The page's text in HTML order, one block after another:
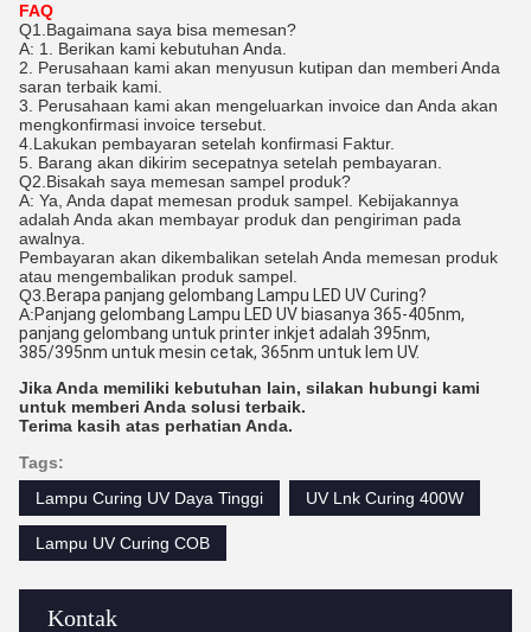
Kontak
FAQ
Q1.Bagaimana saya bisa memesan?
A: 1. Berikan kami kebutuhan Anda.
2. Perusahaan kami akan menyusun kutipan dan memberi Anda
saran terbaik kami.
3. Perusahaan kami akan mengeluarkan invoice dan Anda akan
mengkonfirmasi invoice tersebut.
4.Lakukan pembayaran setelah konfirmasi Faktur.
5. Barang akan dikirim secepatnya setelah pembayaran.
Q2.Bisakah saya memesan sampel produk?
A: Ya, Anda dapat memesan produk sampel. Kebijakannya
adalah Anda akan membayar produk dan pengiriman pada
awalnya.
Pembayaran akan dikembalikan setelah Anda memesan produk
atau mengembalikan produk sampel.
Q3. Berapa panjang gelombang Lampu LED UV Curing?
A:Panjang gelombang Lampu LED UV biasanya 365-405nm,
panjang gelombang untuk printer inkjet adalah 395nm,
385/395nm untuk mesin cetak, 365nm untuk lem UV.
Jika Anda memiliki kebutuhan lain, silakan hubungi kami
untuk memberi Anda solusi terbaik.
Terima kasih atas perhatian Anda.
Tags:
Lampu Curing UV Daya Tinggi
UV Lnk Curing 400W
Lampu UV Curing COB